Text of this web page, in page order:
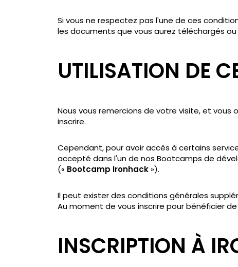
Si vous ne respectez pas l'une de ces
les documents que vous aurez téléchargés
UTILISATION DE
Nous vous remercions de votre visite, et
inscrire.
Cependant, pour avoir accès à certains
accepté dans l'un de nos Bootcamps de
(« Bootcamp Ironhack »).
Il peut exister des conditions générales
Au moment de vous inscrire pour bénéficier
INSCRIPTION À